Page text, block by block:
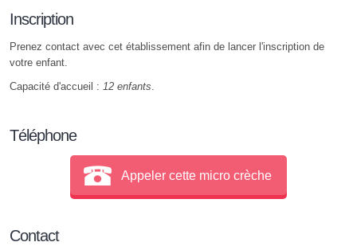
Inscription
Prenez contact avec cet établissement afin de lancer l'inscription de
votre enfant.
Capacité d'accueil : 12 enfants.
Téléphone
Appeler cette micro crèche
Contact